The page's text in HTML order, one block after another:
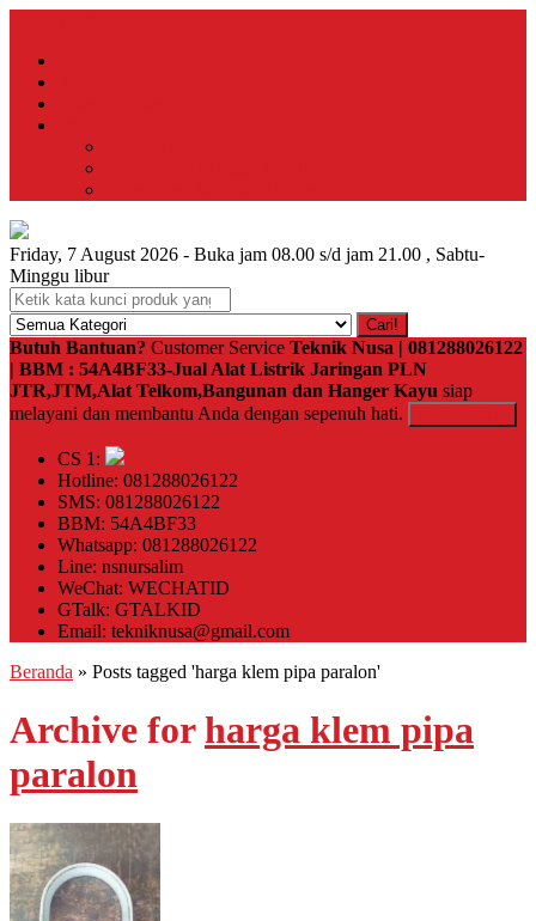
Friday, 7 August 2026 - Buka jam 08.00 s/d jam 21.00 , Sabtu-
Minggu libur
Cari!
Butuh Bantuan? Customer Service Teknik Nusa | 081288026122
| BBM : 54A4BF33-Jual Alat Listrik Jaringan PLN
JTR,JTM,Alat Telkom,Bangunan dan Hanger Kayu siap
melayani dan membantu Anda dengan sepenuh hati.
CS 1:
Hotline: 081288026122
SMS: 081288026122
BBM: 54A4BF33
Whatsapp: 081288026122
Line: nsnursalim
WeChat: WECHATID
GTalk: GTALKID
Email: tekniknusa@gmail.com
Beranda » Posts tagged 'harga klem pipa paralon'
Archive forharga klem pipa
paralon